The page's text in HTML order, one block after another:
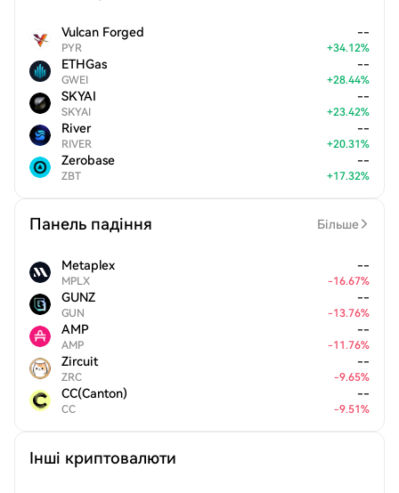
Vulcan Forged
PYR
--
+34.12%
ETHGas
GWEI
--
+28.44%
SKYAI
SKYAI
--
+23.42%
River
RIVER
--
+20.31%
Zerobase
ZBT
--
+17.32%
Панель падіння Більше
Metaplex
MPLX
--
-16.67%
GUNZ
GUN
--
-13.76%
AMP
AMP
--
-11.76%
Zircuit
ZRC
--
-9.65%
CC(Canton)
CC
--
-9.51%
Інші криптовалюти